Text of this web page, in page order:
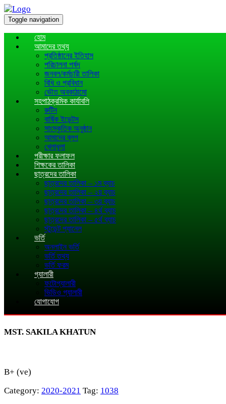
Toggle navigation
হোম
আমাদের তথ্য
প্রতিষ্ঠানের ইতিহাস
পরিচালনা পর্ষদ
জনবল/কর্মচারী তালিকা
বিধি ও প্রবিধান
ভৌত অবকাঠামো
সহপাঠক্রমিক কার্যাবলি
রুটিন
বার্ষিক ইভেন্টস
সাংস্কৃতিক অনুষ্ঠান
আমাদের ব্লগ
খেলাধূলা
পরীক্ষার ফলাফল
শিক্ষকের তালিকা
ছাত্রদের তালিকা
ছাত্রদের তালিকা – ১ম ব্যাচ
ছাত্রদের তালিকা – ২য় ব্যাচ
ছাত্রদের তালিকা – ৩য় ব্যাচ
ছাত্রদের তালিকা – ৪র্থ ব্যাচ
ছাত্রদের তালিকা – ৫র্থ ব্যাচ
স্টুডেন্ট প্যানেল
ভর্তি
অনলাইন ভর্তি
ভর্তি তথ্য
ভর্তি ফরম
গ্যালারী
ফটোগ্যালারী
ভিডিও গ্যালারী
যোগাযোগ
MST. SAKILA KHATUN
B+ (ve)
Category: 2020-2021 Tag: 1038